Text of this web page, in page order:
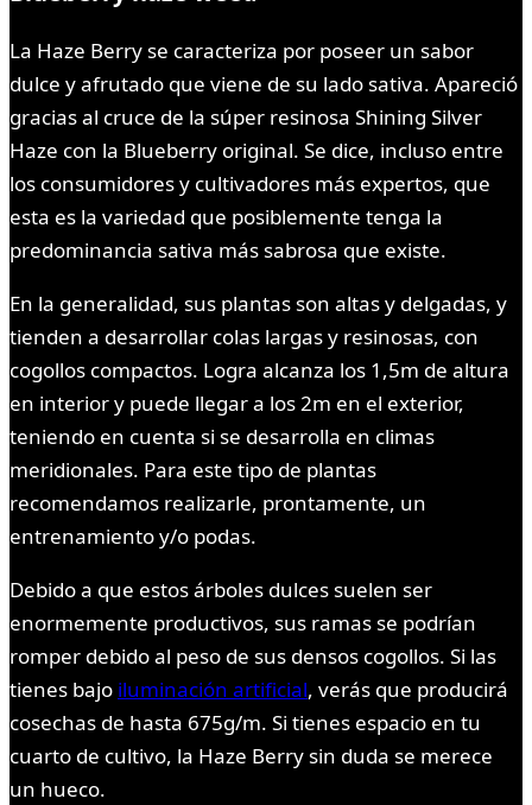
La Haze Berry se caracteriza por poseer un sabor
dulce y afrutado que viene de su lado sativa. Apareció
gracias al cruce de la súper resinosa Shining Silver
Haze con la Blueberry original. Se dice, incluso entre
los consumidores y cultivadores más expertos, que
esta es la variedad que posiblemente tenga la
predominancia sativa más sabrosa que existe.
En la generalidad, sus plantas son altas y delgadas, y
tienden a desarrollar colas largas y resinosas, con
cogollos compactos. Logra alcanza los 1,5m de altura
en interior y puede llegar a los 2m en el exterior,
teniendo en cuenta si se desarrolla en climas
meridionales. Para este tipo de plantas
recomendamos realizarle, prontamente, un
entrenamiento y/o podas.
Debido a que estos árboles dulces suelen ser
enormemente productivos, sus ramas se podrían
romper debido al peso de sus densos cogollos. Si las
tienes bajo iluminación artificial, verás que producirá
cosechas de hasta 675g/m. Si tienes espacio en tu
cuarto de cultivo, la Haze Berry sin duda se merece
un hueco.